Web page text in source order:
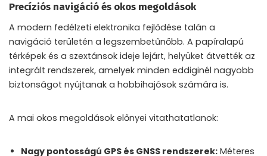
Precíziós navigáció és okos megoldások
A modern fedélzeti elektronika fejlődése talán a
navigáció területén a legszembetűnőbb. A papíralapú
térképek és a szextánsok ideje lejárt, helyüket átvették az
integrált rendszerek, amelyek minden eddiginél nagyobb
biztonságot nyújtanak a hobbihajósok számára is.
A mai okos megoldások előnyei vitathatatlanok:
Nagy pontosságú GPS és GNSS rendszerek: Méteres